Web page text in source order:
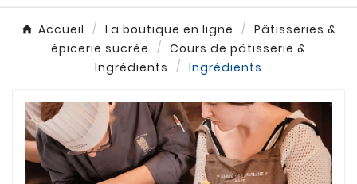
Accueil La boutique en ligne
Pâtisseries &
épicerie sucrée
Cours de pâtisserie &
Ingrédients
Ingrédients